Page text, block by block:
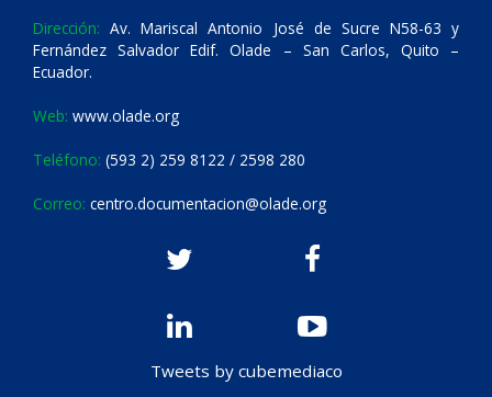
Dirección: Av. Mariscal Antonio José de Sucre N58-63 y
Fernández Salvador Edif. Olade – San Carlos, Quito –
Ecuador.
Web: www.olade.org
Teléfono: (593 2) 259 8122 / 2598 280
Correo: centro.documentacion@olade.org
Tweets by cubemediaco